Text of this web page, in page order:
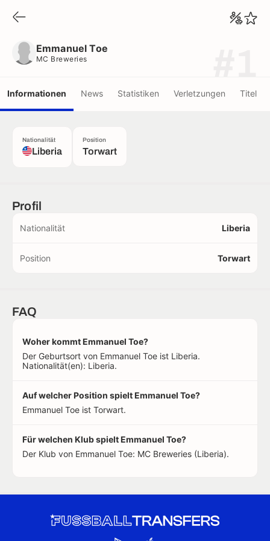
Emmanuel Toe
MC Breweries
Informationen News Statistiken Verletzungen Titel
Nationalität
Liberia
Position
Torwart
Profil
Nationalität Liberia
Position Torwart
FAQ
Woher kommt Emmanuel Toe?
Der Geburtsort von Emmanuel Toe ist Liberia.
Nationalität(en): Liberia.
Auf welcher Position spielt Emmanuel Toe?
Emmanuel Toe ist Torwart.
Für welchen Klub spielt Emmanuel Toe?
Der Klub von Emmanuel Toe: MC Breweries (Liberia).